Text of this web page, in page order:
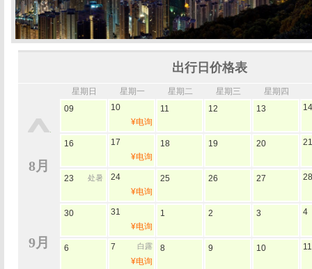
出行日价格表
8月
9月
星期日 星期一 星期二 星期三 星期四
09
10
¥电询
11 12 13 14
16
17
¥电询
18 19 20 21
23 处暑
24
¥电询
25 26 27 28
30
31
¥电询
1 2 3 4
6 7 白露
¥电询
8 9 10 11